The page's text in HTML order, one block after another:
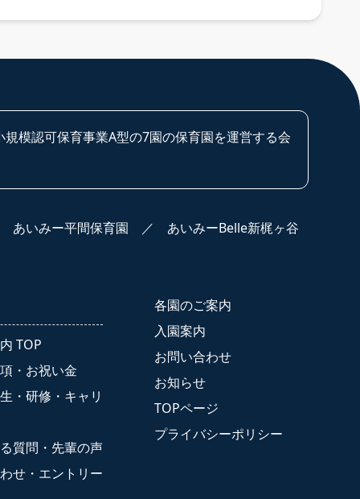
模認可保育事業A型の7園の保育園を運営する会
あいみー平間保育園 ／ あいみーBelle新梶ヶ谷
TOP
・お祝い金
・研修・キャリ
質問・先輩の声
せ・エントリー
各園のご案内
入園案内
お問い合わせ
お知らせ
TOPページ
プライバシーポリシー